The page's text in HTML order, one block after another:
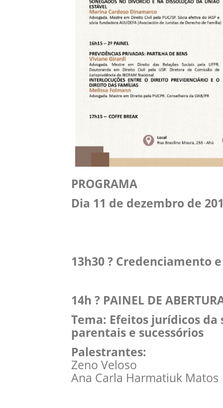
PROGRAMA
Dia 11 de dezembro de
13h30 ? Credenciamento
14h ? PAINEL DE
Tema: Efeitos jurídicos
parentais e sucessórios
Palestrantes:
Zeno Veloso
Ana Carla Harmatiuk Matos